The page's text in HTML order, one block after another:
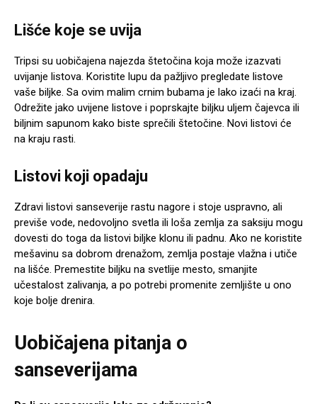
Lišće koje se uvija
Tripsi su uobičajena najezda štetočina koja može izazvati
uvijanje listova. Koristite lupu da pažljivo pregledate listove
vaše biljke. Sa ovim malim crnim bubama je lako izaći na kraj.
Odrežite jako uvijene listove i poprskajte biljku uljem čajevca ili
biljnim sapunom kako biste sprečili štetočine. Novi listovi će
na kraju rasti.
Listovi koji opadaju
Zdravi listovi sanseverije rastu nagore i stoje uspravno, ali
previše vode, nedovoljno svetla ili loša zemlja za saksiju mogu
dovesti do toga da listovi biljke klonu ili padnu. Ako ne koristite
mešavinu sa dobrom drenažom, zemlja postaje vlažna i utiče
na lišće. Premestite biljku na svetlije mesto, smanjite
učestalost zalivanja, a po potrebi promenite zemljište u ono
koje bolje drenira.
Uobičajena pitanja o
sanseverijama